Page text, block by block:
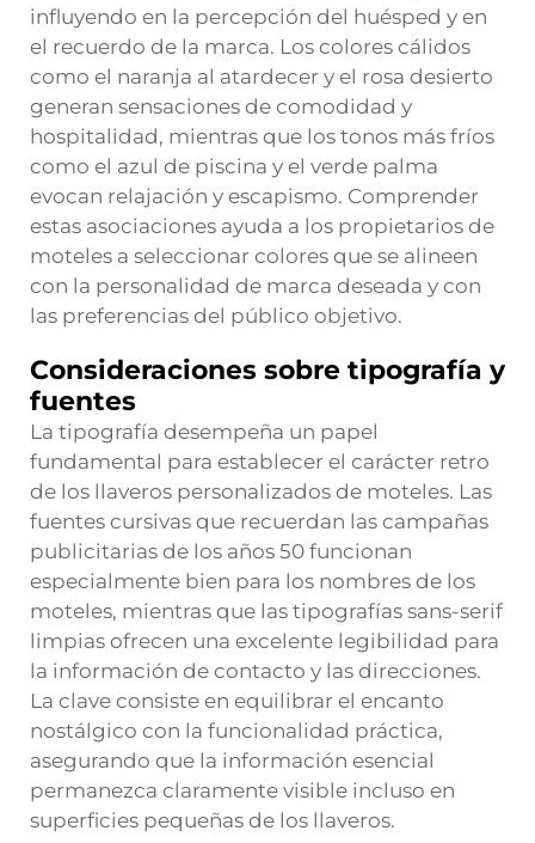
influyendo en la percepción del huésped y en
el recuerdo de la marca. Los colores cálidos
como el naranja al atardecer y el rosa desierto
generan sensaciones de comodidad y
hospitalidad, mientras que los tonos más fríos
como el azul de piscina y el verde palma
evocan relajación y escapismo. Comprender
estas asociaciones ayuda a los propietarios de
moteles a seleccionar colores que se alineen
con la personalidad de marca deseada y con
las preferencias del público objetivo.
Consideraciones sobre tipografía y
fuentes
La tipografía desempeña un papel
fundamental para establecer el carácter retro
de los llaveros personalizados de moteles. Las
fuentes cursivas que recuerdan las campañas
publicitarias de los años 50 funcionan
especialmente bien para los nombres de los
moteles, mientras que las tipografías sans-serif
limpias ofrecen una excelente legibilidad para
la información de contacto y las direcciones.
La clave consiste en equilibrar el encanto
nostálgico con la funcionalidad práctica,
asegurando que la información esencial
permanezca claramente visible incluso en
superficies pequeñas de los llaveros.